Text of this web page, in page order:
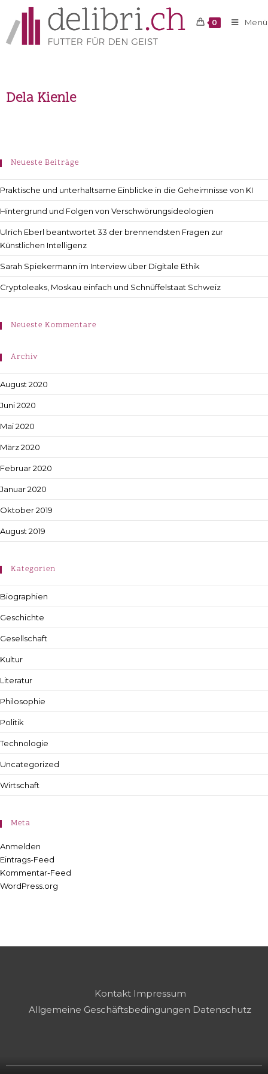
0 Menü
Dela Kienle
Neueste Beiträge
Praktische und unterhaltsame Einblicke in die Geheimnisse von KI
Hintergrund und Folgen von Verschwörungsideologien
Ulrich Eberl beantwortet 33 der brennendsten Fragen zur
Künstlichen Intelligenz
Sarah Spiekermann im Interview über Digitale Ethik
Cryptoleaks, Moskau einfach und Schnüffelstaat Schweiz
Neueste Kommentare
Archiv
August 2020
Juni 2020
Mai 2020
März 2020
Februar 2020
Januar 2020
Oktober 2019
August 2019
Kategorien
Biographien
Geschichte
Gesellschaft
Kultur
Literatur
Philosophie
Politik
Technologie
Uncategorized
Wirtschaft
Meta
Anmelden
Eintrags-Feed
Kommentar-Feed
WordPress.org
Kontakt Impressum
Allgemeine Geschäftsbedingungen Datenschutz